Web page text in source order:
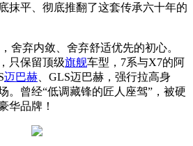
抹平、彻底推翻了这套传承六十年的
舍弃内敛、舍弃舒适优先的初心。
只保留顶级旗舰车型，7系与X7的阿
迈巴赫 、GLS迈巴赫，强行拉高身
。曾经“低调藏锋的匠人座驾”，被硬
华品牌！